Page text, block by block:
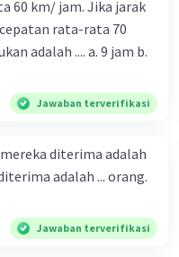
60 km/ jam. Jika jarak
rata-rata 70
.... a. 9 jam b.
Jawaban terverifikasi
diterima adalah
adalah ... orang.
Jawaban terverifikasi